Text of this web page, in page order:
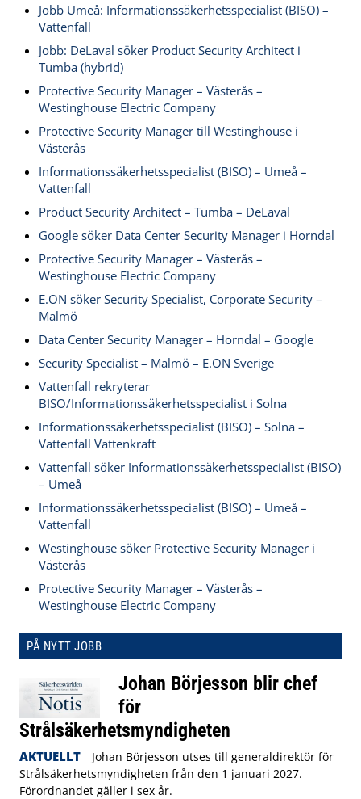
Jobb Umeå: Informationssäkerhetsspecialist (BISO) –
Vattenfall
Jobb: DeLaval söker Product Security Architect i
Tumba (hybrid)
Protective Security Manager – Västerås –
Westinghouse Electric Company
Protective Security Manager till Westinghouse i
Västerås
Informationssäkerhetsspecialist (BISO) – Umeå –
Vattenfall
Product Security Architect – Tumba – DeLaval
Google söker Data Center Security Manager i Horndal
Protective Security Manager – Västerås –
Westinghouse Electric Company
E.ON söker Security Specialist, Corporate Security –
Malmö
Data Center Security Manager – Horndal – Google
Security Specialist – Malmö – E.ON Sverige
Vattenfall rekryterar
BISO/Informationssäkerhetsspecialist i Solna
Informationssäkerhetsspecialist (BISO) – Solna –
Vattenfall Vattenkraft
Vattenfall söker Informationssäkerhetsspecialist (BISO)
– Umeå
Informationssäkerhetsspecialist (BISO) – Umeå –
Vattenfall
Westinghouse söker Protective Security Manager i
Västerås
Protective Security Manager – Västerås –
Westinghouse Electric Company
PÅ NYTT JOBB
Johan Börjesson blir chef
för
Strålsäkerhetsmyndigheten
AKTUELLT
Johan Börjesson utses till generaldirektör för
Strålsäkerhetsmyndigheten från den 1 januari 2027.
Förordnandet gäller i sex år.